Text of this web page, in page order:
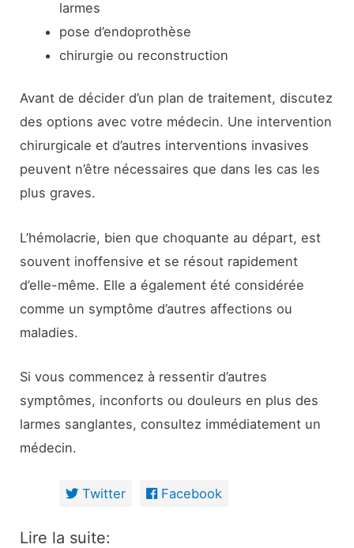
larmes
pose d’endoprothèse
chirurgie ou reconstruction
Avant de décider d’un plan de traitement, discutez
des options avec votre médecin. Une intervention
chirurgicale et d’autres interventions invasives
peuvent n’être nécessaires que dans les cas les
plus graves.
L’hémolacrie, bien que choquante au départ, est
souvent inoffensive et se résout rapidement
d’elle-même. Elle a également été considérée
comme un symptôme d’autres affections ou
maladies.
Si vous commencez à ressentir d’autres
symptômes, inconforts ou douleurs en plus des
larmes sanglantes, consultez immédiatement un
médecin.
Twitter Facebook
Lire la suite: